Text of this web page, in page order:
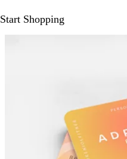
Start Shopping